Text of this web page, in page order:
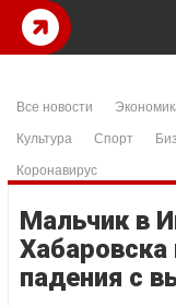
Все новости
Культура
Спорт
Коронавирус
Мальчик в
Хабаровска
падения с